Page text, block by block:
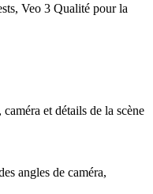
Veo 3 Qualité pour la
et détails de la scène
angles de caméra,